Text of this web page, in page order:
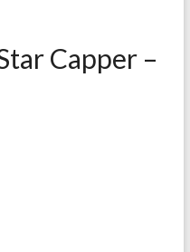
Capper –